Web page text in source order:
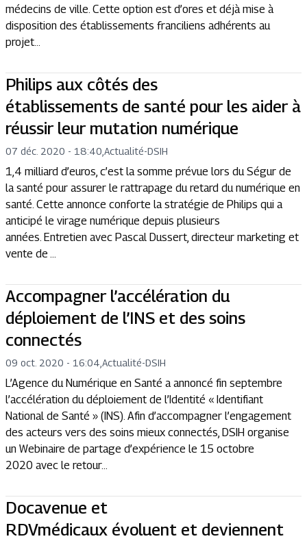
médecins de ville. Cette option est d’ores et déjà mise à
disposition des établissements franciliens adhérents au
projet...
Philips aux côtés des
établissements de santé pour les aider à
réussir leur mutation numérique
07 déc. 2020 - 18:40 Actualité-DSIH
1,4 milliard d’euros, c’est la somme prévue lors du Ségur de
la santé pour assurer le rattrapage du retard du numérique en
santé. Cette annonce conforte la stratégie de Philips qui a
anticipé le virage numérique depuis plusieurs
années. Entretien avec Pascal Dussert, directeur marketing et
vente de ...
Accompagner l’accélération du
déploiement de l’INS et des soins
connectés
09 oct. 2020 - 16:04 Actualité-DSIH
L’Agence du Numérique en Santé a annoncé fin septembre
l’accélération du déploiement de l’Identité « Identifiant
National de Santé » (INS). Afin d’accompagner l’engagement
des acteurs vers des soins mieux connectés, DSIH organise
un Webinaire de partage d’expérience le 15 octobre
2020 avec le retour...
Docavenue et
RDVmédicaux évoluent et deviennent